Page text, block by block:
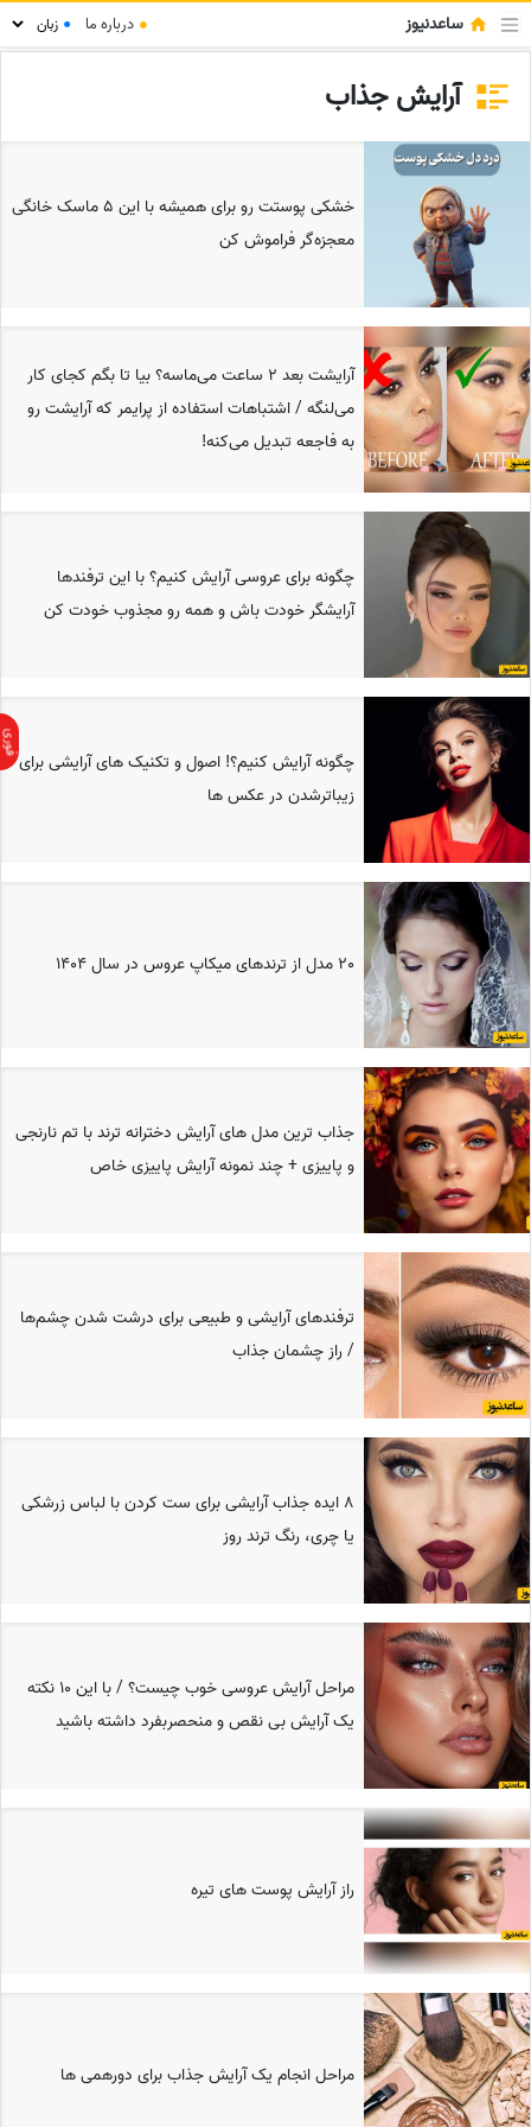
ساعدنیوز ● درباره ما ●
آرایش جذاب
خشکی پوستت رو برای همیشه با این 5 ماسک خانگی
معجزه‌گر فراموش کن
آرایشت بعد 2 ساعت می‌ماسه؟ بیا تا بگم کجای کار
می‌لنگه / اشتباهات استفاده از پرایمر که آرایشت رو
به فاجعه تبدیل می‌کنه!
چگونه برای عروسی آرایش کنیم؟ با این ترفندها
آرایشگر خودت باش و همه رو مجذوب خودت کن
چگونه آرایش کنیم؟! اصول و تکنیک های آرایشی برای
زیباترشدن در عکس ها
20 مدل از ترندهای میکاپ عروس در سال 1404
جذاب ترین مدل های آرایش دخترانه ترند با تم نارنجی
و پاییزی + چند نمونه آرایش پاییزی خاص
ترفندهای آرایشی و طبیعی برای درشت شدن چشم‌ها
/ راز چشمان جذاب
8 ایده جذاب آرایشی برای ست کردن با لباس زرشکی
یا چری، رنگ ترند روز
مراحل آرایش عروسی خوب چیست؟ / با این 10 نکته
یک آرایش بی نقص و منحصربفرد داشته باشید
راز آرایش پوست های تیره
مراحل انجام یک آرایش جذاب برای دورهمی ها